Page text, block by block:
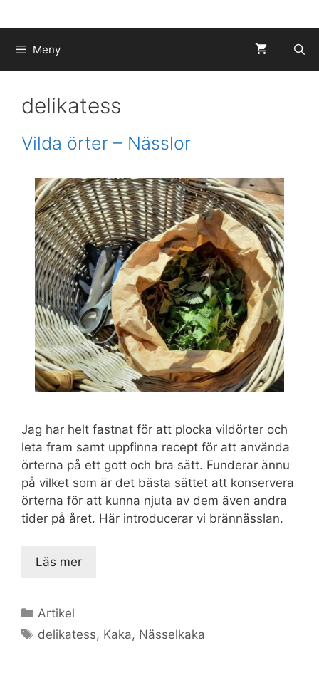
Meny
delikatess
Vilda örter – Nässlor
Jag har helt fastnat för att plocka vildörter och
leta fram samt uppfinna recept för att använda
örterna på ett gott och bra sätt. Funderar ännu
på vilket som är det bästa sättet att konservera
örterna för att kunna njuta av dem även andra
tider på året. Här introducerar vi brännässlan.
Läs mer
Kategorier
Artikel
Etiketter
delikatess, Kaka, Nässelkaka